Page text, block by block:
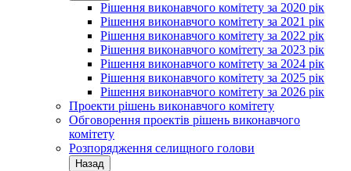
Рішення виконавчого комітету за 2020 рік
Рішення виконавчого комітету за 2021 рік
Рішення виконавчого комітету за 2022 рік
Рішення виконавчого комітету за 2023 рік
Рішення виконавчого комітету за 2024 рік
Рішення виконавчого комітету за 2025 рік
Рішення виконавчого комітету за 2026 рік
Проекти рішень виконавчого комітету
Обговорення проектів рішень виконавчого
комітету
Розпорядження селищного голови
Назад